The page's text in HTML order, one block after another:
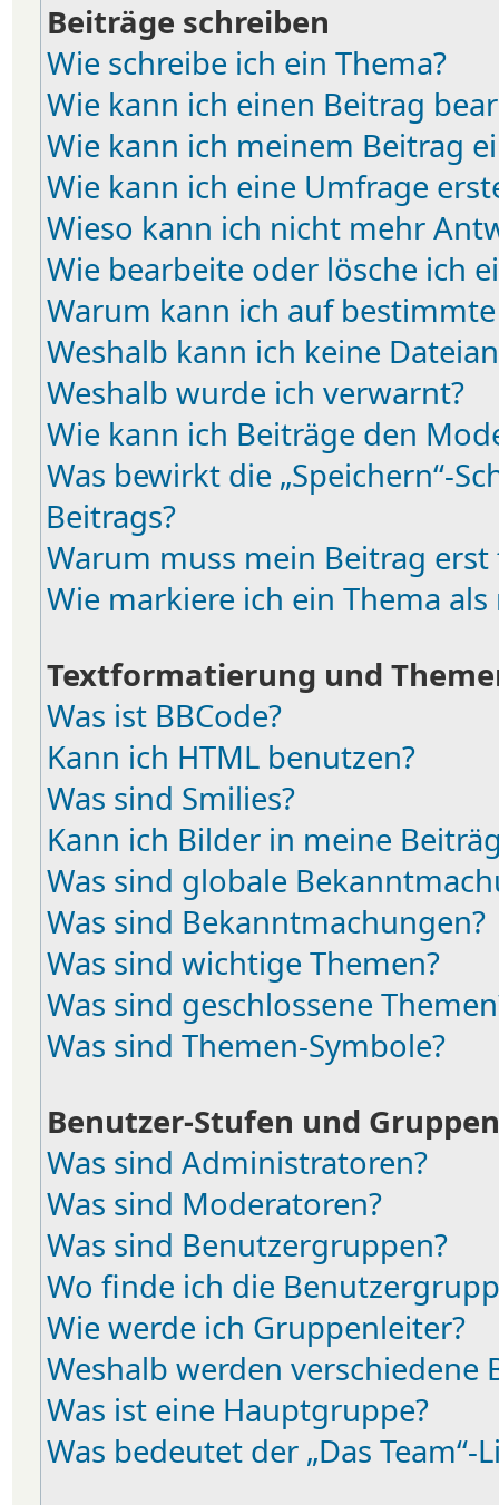
Beiträge schreiben
Wie schreibe ich ein Thema?
Wie kann ich einen Beitrag
Wie kann ich meinem Beitrag
Wie kann ich eine Umfrage
Wieso kann ich nicht mehr
Wie bearbeite oder lösche ich
Warum kann ich auf
Weshalb kann ich keine
Weshalb wurde ich verwarnt?
Wie kann ich Beiträge den
Was bewirkt die „Speichern“-
Beitrags?
Warum muss mein Beitrag
Wie markiere ich ein Thema als
Textformatierung und
Was ist BBCode?
Kann ich HTML benutzen?
Was sind Smilies?
Kann ich Bilder in meine
Was sind globale
Was sind Bekanntmachungen?
Was sind wichtige Themen?
Was sind geschlossene
Was sind Themen-Symbole?
Benutzer-Stufen und Gruppen
Was sind Administratoren?
Was sind Moderatoren?
Was sind Benutzergruppen?
Wo finde ich die
Wie werde ich Gruppenleiter?
Weshalb werden
Was ist eine Hauptgruppe?
Was bedeutet der „Das